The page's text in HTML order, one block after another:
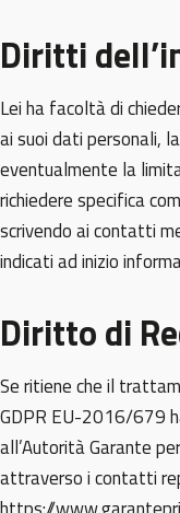
Diritti
Lei ha facoltà di
ai suoi dati personali,
eventualmente la
richiedere specifica
scrivendo ai contatti
indicati ad inizio
Diritto di
Se ritiene che il
GDPR EU-2016/679
all’Autorità Garante
attraverso i contatti